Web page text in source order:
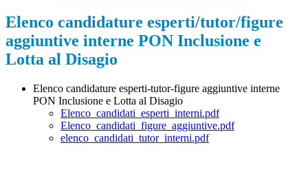
Elenco candidature esperti/tutor/figure
aggiuntive interne PON Inclusione e
Lotta al Disagio
Elenco candidature esperti-tutor-figure aggiuntive interne
PON Inclusione e Lotta al Disagio
Elenco_candidati_esperti_interni.pdf
Elenco_candidati_figure_aggiuntive.pdf
elenco_candidati_tutor_interni.pdf